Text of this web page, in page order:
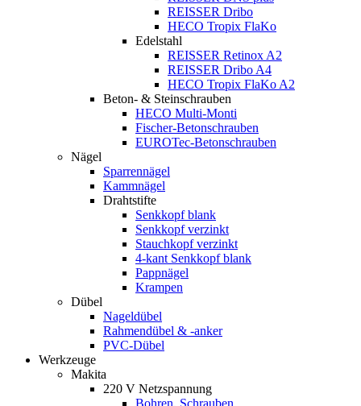
REISSER Dribo
HECO Tropix FlaKo
Edelstahl
REISSER Retinox A2
REISSER Dribo A4
HECO Tropix FlaKo A2
Beton- & Steinschrauben
HECO Multi-Monti
Fischer-Betonschrauben
EUROTec-Betonschrauben
Nägel
Sparrennägel
Kammnägel
Drahtstifte
Senkkopf blank
Senkkopf verzinkt
Stauchkopf verzinkt
4-kant Senkkopf blank
Pappnägel
Krampen
Dübel
Nageldübel
Rahmendübel & -anker
PVC-Dübel
Werkzeuge
Makita
220 V Netzspannung
Bohren, Schrauben